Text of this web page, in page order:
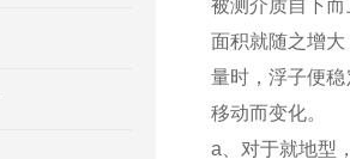
被测介质自下
面积就随之增
量时，浮子便
移动而变化。
a、对于就地型